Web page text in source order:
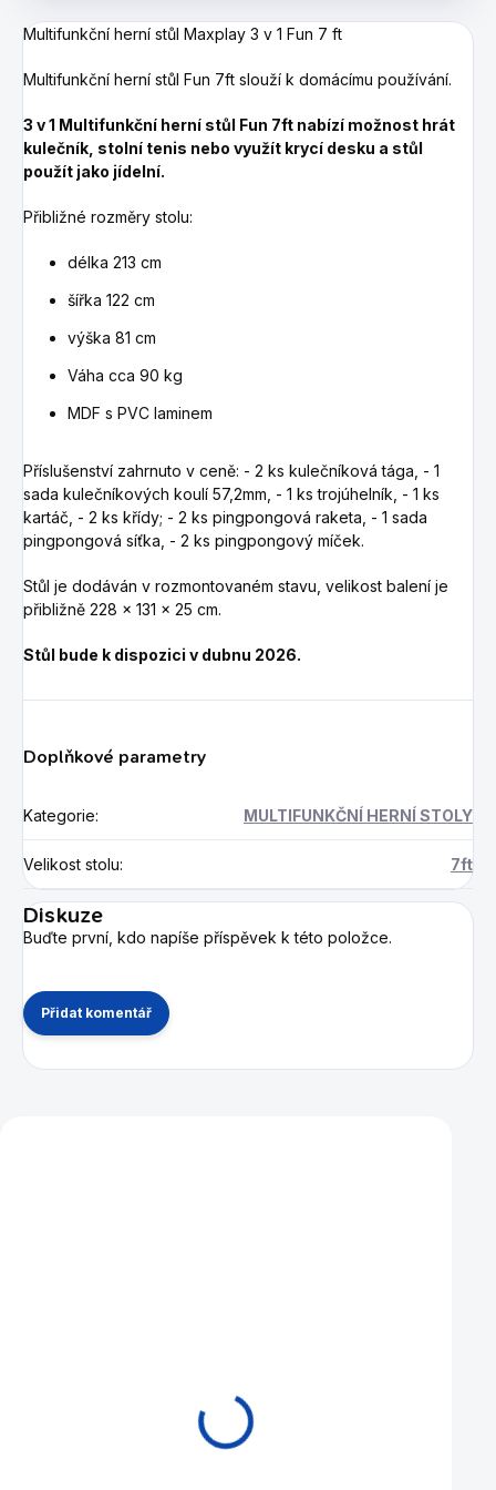
Multifunkční herní stůl Maxplay 3 v 1 Fun 7 ft
Multifunkční herní stůl Fun 7ft slouží k domácímu používání.
3 v 1 Multifunkční herní stůl Fun 7ft nabízí možnost hrát
kulečník, stolní tenis nebo využít krycí desku a stůl
použít jako jídelní.
Přibližné rozměry stolu:
délka 213 cm
šířka 122 cm
výška 81 cm
Váha cca 90 kg
MDF s PVC laminem
Příslušenství zahrnuto v ceně: - 2 ks kulečníková tága, - 1
sada kulečníkových koulí 57,2mm, - 1 ks trojúhelník, - 1 ks
kartáč, - 2 ks křídy; - 2 ks pingpongová raketa, - 1 sada
pingpongová síťka, - 2 ks pingpongový míček.
Stůl je dodáván v rozmontovaném stavu, velikost balení je
přibližně 228 x 131 x 25 cm.
Stůl bude k dispozici v dubnu 2026.
Doplňkové parametry
Kategorie: MULTIFUNKČNÍ HERNÍ STOLY
Velikost stolu: 7ft
Diskuze
Buďte první, kdo napíše příspěvek k této položce.
Přidat komentář